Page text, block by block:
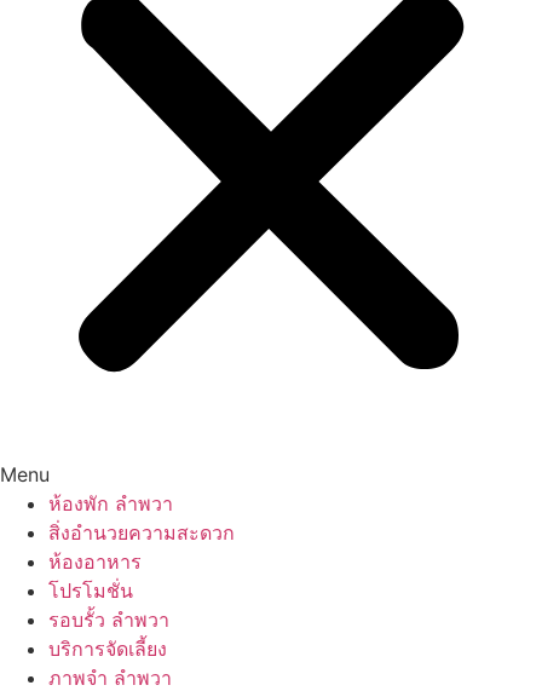
Menu
ห้องพัก ลำพวา
สิ่งอำนวยความสะดวก
ห้องอาหาร
โปรโมชั่น
รอบรั้ว ลำพวา
บริการจัดเลี้ยง
ภาพจำ ลำพวา